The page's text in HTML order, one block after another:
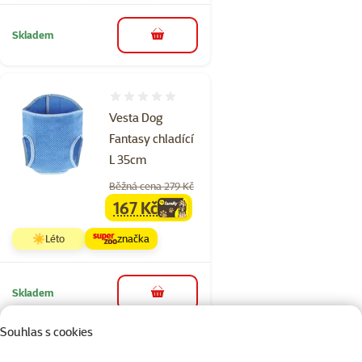
Souhlas s cookies
Skladem do košíku
Vesta Dog
Fantasy chladící
L 35cm
Běžná cena 279 Kč
familycena
167 Kč
☀️Léto značka
Skladem do košíku